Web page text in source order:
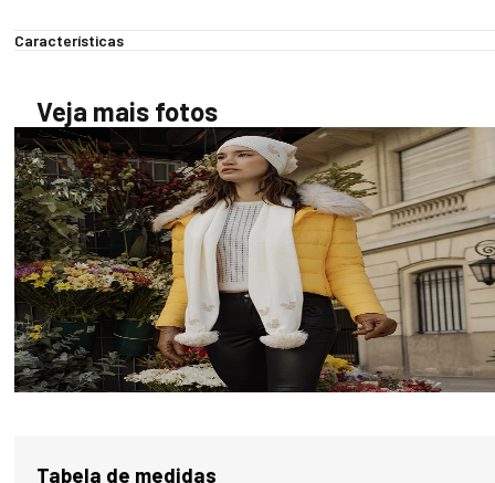
looks de inverno elegantes. Mantenha-se aquecida neste inverno
IDEAL PARA: Uso urbano e temperaturas de até -10°C.
CARACTERÍSTICAS:
- Tamanho único
- Feminino
- Linha Tricô Premium
- Modelo Shiny Snow Fox
COMPOSIÇÃO:
- 89% acrílico/ 7% viscose/ 4% poliamida/ 2% poliéster/ 1%
ESSE PRODUTO POSSUI SELO GHG PROTOCOL E CARBONO ZERO:
A matéria-prima deste produto conta com uma avaliação criteriosa
ambiente e os impactos ambientais, envolvendo atividades que
Características
Veja mais fotos
Tabela de medidas